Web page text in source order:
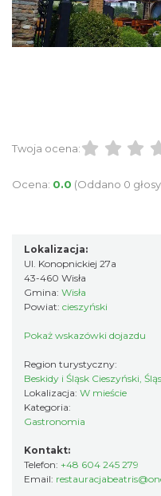
Twoja ocena:
Ocena: 0.0 (Oddano 0
Lokalizacja:
Ul. Konopnickiej 27a
43-460 Wisła
Gmina: Wisła
Powiat: cieszyński
Pokaż wskazówki dojazdu
Region turystyczny:
Beskidy i Śląsk Cieszyński,
Lokalizacja: W mieście
Kategoria:
Gastronomia
Kontakt:
Telefon: +48 604 245 279
Email: